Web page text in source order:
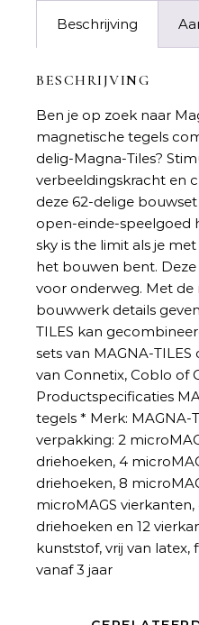
Beschrijving
BESCHRIJVING
Ben je op zoek naar
magnetische tegels
delig-Magna-Tiles?
verbeeldingskracht en
deze 62-delige
open-einde-speelgoed
sky is the limit als je
het bouwen bent.
voor onderweg. Met de
bouwwerk details
TILES kan
sets van MAGNA-
van Connetix, Coblo of
Productspecificaties
tegels * Merk: MAGNA-
verpakking: 2
driehoeken, 4
driehoeken, 8
microMAGS
driehoeken en 12
kunststof, vrij van latex,
vanaf 3 jaar